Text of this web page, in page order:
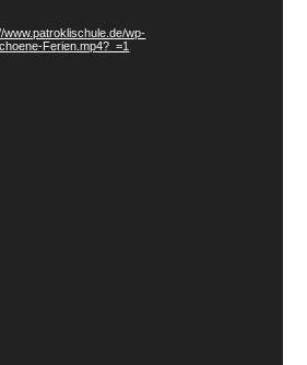
www.patroklischule.de/wp-
Ferien.mp4?_=1